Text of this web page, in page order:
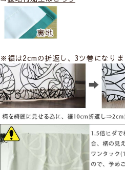
※裾は2cmの折返し、3ツ巻になり